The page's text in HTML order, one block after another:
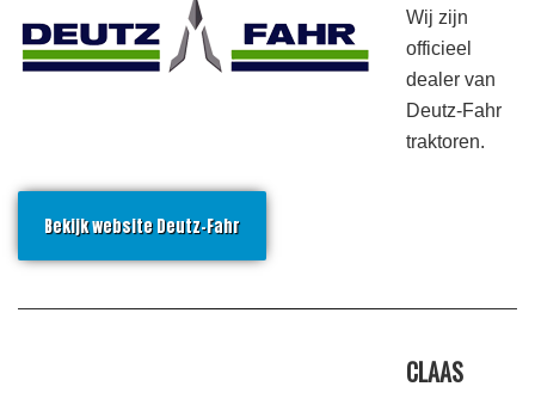
Wij zijn
officieel
dealer van
Deutz-Fahr
traktoren.
Bekijk website Deutz-Fahr
CLAAS